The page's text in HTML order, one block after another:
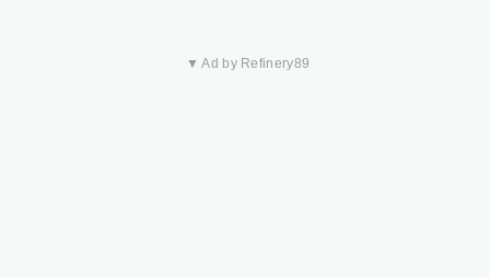
▼ Ad by Refinery89